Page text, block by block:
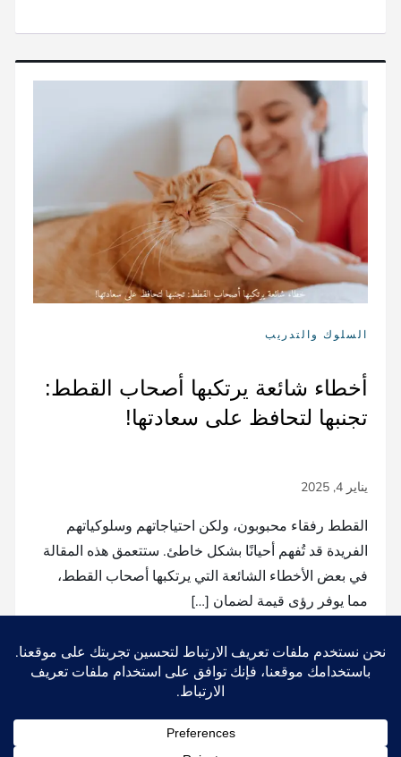
السلوك والتدريب
أخطاء شائعة يرتكبها أصحاب القطط:
تجنبها لتحافظ على سعادتها!
القطط رفقاء محبوبون، ولكن احتياجاتهم وسلوكياتهم
الفريدة قد تُفهم أحيانًا بشكل خاطئ. ستتعمق هذه المقالة
في بعض الأخطاء الشائعة التي يرتكبها أصحاب القطط،
مما يوفر رؤى قيمة لضمان […]